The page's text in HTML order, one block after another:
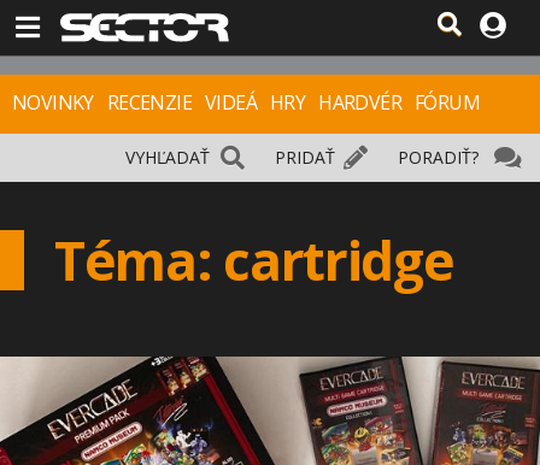
NOVINKY RECENZIE VIDEÁ HRY HARDVÉR FÓRUM
PORADIŤ?
PRIDAŤ
VYHĽADAŤ
Téma: cartridge